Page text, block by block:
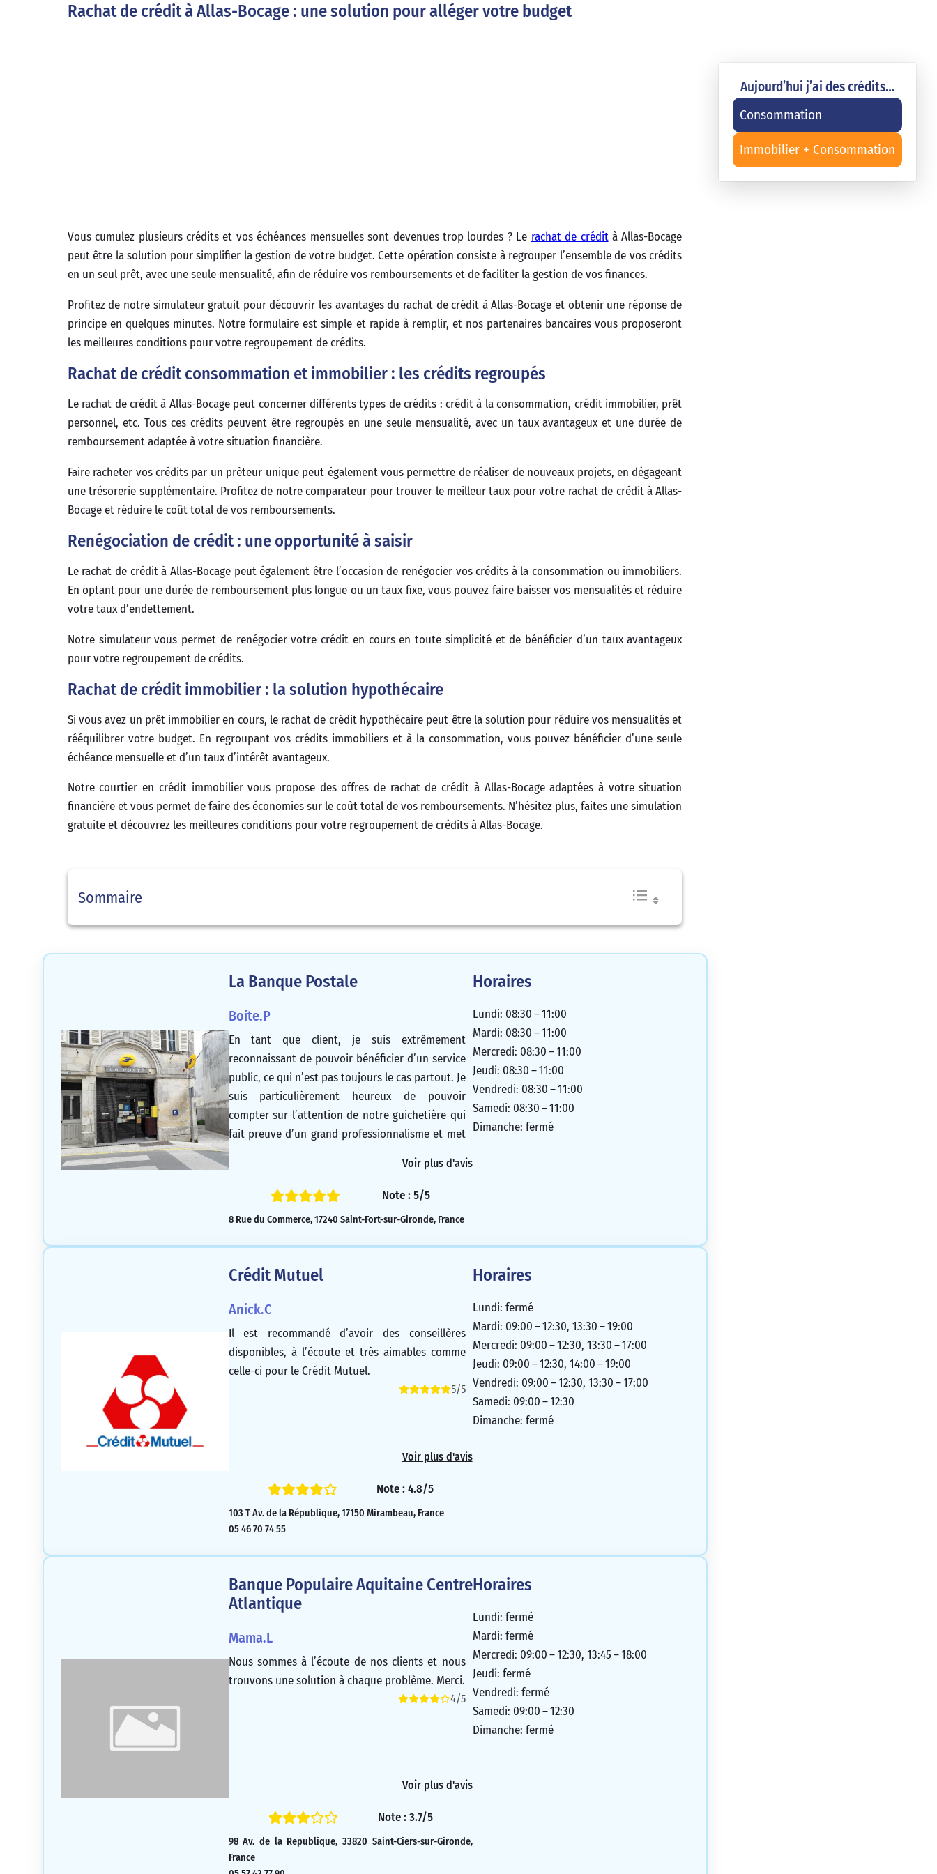
Aujourd’hui j’ai des crédits…
Consommation
Immobilier + Consommation
Rachat de crédit à Allas-Bocage : une solution pour alléger votre budget
Vous cumulez plusieurs crédits et vos échéances mensuelles sont devenues trop lourdes ? Le rachat de crédità Allas-Bocage
peut être la solution pour simplifier la gestion de votre budget. Cette opération consiste à regrouper l’ensemble de vos crédits
en un seul prêt, avec une seule mensualité, afin de réduire vos remboursements et de faciliter la gestion de vos finances.
Profitez de notre simulateur gratuit pour découvrir les avantages du rachat de crédit à Allas-Bocage et obtenir une réponse de
principe en quelques minutes. Notre formulaire est simple et rapide à remplir, et nos partenaires bancaires vous proposeront
les meilleures conditions pour votre regroupement de crédits.
Rachat de crédit consommation et immobilier : les crédits regroupés
Le rachat de crédit à Allas-Bocage peut concerner différents types de crédits : crédit à la consommation, crédit immobilier, prêt
personnel, etc. Tous ces crédits peuvent être regroupés en une seule mensualité, avec un taux avantageux et une durée de
remboursement adaptée à votre situation financière.
Faire racheter vos crédits par un prêteur unique peut également vous permettre de réaliser de nouveaux projets, en dégageant
une trésorerie supplémentaire. Profitez de notre comparateur pour trouver le meilleur taux pour votre rachat de crédit à Allas-
Bocage et réduire le coût total de vos remboursements.
Renégociation de crédit : une opportunité à saisir
Le rachat de crédit à Allas-Bocage peut également être l’occasion de renégocier vos crédits à la consommation ou immobiliers.
En optant pour une durée de remboursement plus longue ou un taux fixe, vous pouvez faire baisser vos mensualités et réduire
votre taux d’endettement.
Notre simulateur vous permet de renégocier votre crédit en cours en toute simplicité et de bénéficier d’un taux avantageux
pour votre regroupement de crédits.
Rachat de crédit immobilier : la solution hypothécaire
Si vous avez un prêt immobilier en cours, le rachat de crédit hypothécaire peut être la solution pour réduire vos mensualités et
rééquilibrer votre budget. En regroupant vos crédits immobiliers et à la consommation, vous pouvez bénéficier d’une seule
échéance mensuelle et d’un taux d’intérêt avantageux.
Notre courtier en crédit immobilier vous propose des offres de rachat de crédit à Allas-Bocage adaptées à votre situation
financière et vous permet de faire des économies sur le coût total de vos remboursements. N’hésitez plus, faites une simulation
gratuite et découvrez les meilleures conditions pour votre regroupement de crédits à Allas-Bocage.
Sommaire
La Banque Postale
Boite.P
En tant que client, je suis extrêmement
reconnaissant de pouvoir bénéficier d’un service
public, ce qui n’est pas toujours le cas partout. Je
suis particulièrement heureux de pouvoir
compter sur l’attention de notre guichetière qui
fait preuve d’un grand professionnalisme et met
ses compétences au service des clients. Je trouve
cela inestimable. J’espère que nous pourrons
continuer à bénéficier de l’agence et de notre
grandement bénéfique pour nous tous.
5/5
Voir plus d'avis
Note : 5/5
8 Rue du Commerce, 17240 Saint-Fort-sur-Gironde, France
Horaires
Lundi: 08:30 – 11:00
Mardi: 08:30 – 11:00
Mercredi: 08:30 – 11:00
Jeudi: 08:30 – 11:00
Vendredi: 08:30 – 11:00
Samedi: 08:30 – 11:00
Dimanche: fermé
Crédit Mutuel
Anick.C
Il est recommandé d’avoir des conseillères
disponibles, à l’écoute et très aimables comme
celle-ci pour le Crédit Mutuel.
5/5
Voir plus d'avis
Note : 4.8/5
103 T Av. de la République, 17150 Mirambeau, France
05 46 70 74 55
Horaires
Lundi: fermé
Mardi: 09:00 – 12:30, 13:30 – 19:00
Mercredi: 09:00 – 12:30, 13:30 – 17:00
Jeudi: 09:00 – 12:30, 14:00 – 19:00
Vendredi: 09:00 – 12:30, 13:30 – 17:00
Samedi: 09:00 – 12:30
Dimanche: fermé
Banque Populaire Aquitaine Centre
Atlantique
Mama.L
Nous sommes à l’écoute de nos clients et nous
trouvons une solution à chaque problème. Merci.
4/5
Voir plus d'avis
Note : 3.7/5
98 Av. de la Republique, 33820 Saint-Ciers-sur-Gironde,
France
Horaires
Lundi: fermé
Mardi: fermé
Mercredi: 09:00 – 12:30, 13:45 – 18:00
Jeudi: fermé
Vendredi: fermé
Samedi: 09:00 – 12:30
Dimanche: fermé